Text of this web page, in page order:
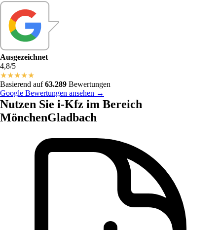
Ausgezeichnet
4,8/5
★★★★★
Basierend auf63.289 Bewertungen
Google Bewertungen ansehen →
Nutzen Sie i-Kfz im Bereich
MönchenGladbach